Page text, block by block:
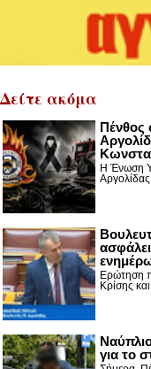
Δείτε ακόμα
Πένθος
Η Ένωση
Ερώτηση
Κρίσης
για το